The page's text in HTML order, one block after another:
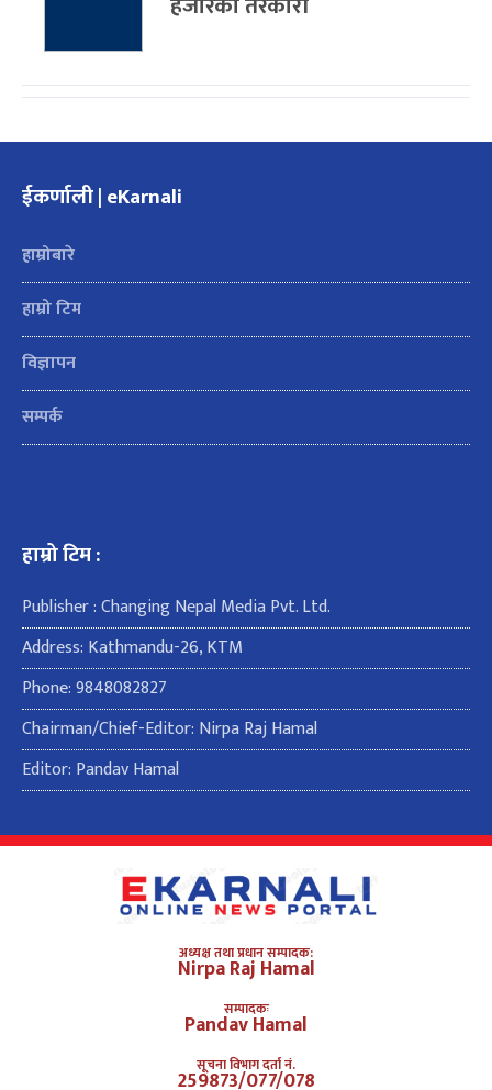
ईकर्णाली | eKarnali
हाम्रोबारे
हाम्रो टिम
विज्ञापन
सम्पर्क
हाम्रो टिम :
Publisher : Changing Nepal Media Pvt. Ltd.
Address: Kathmandu-26, KTM
Phone: 9848082827
Chairman/Chief-Editor: Nirpa Raj Hamal
Editor: Pandav Hamal
अध्यक्ष तथा प्रधान सम्पादक:
Nirpa Raj Hamal
सम्पादकः
Pandav Hamal
सूचना विभाग दर्ता नं.
259873/077/078